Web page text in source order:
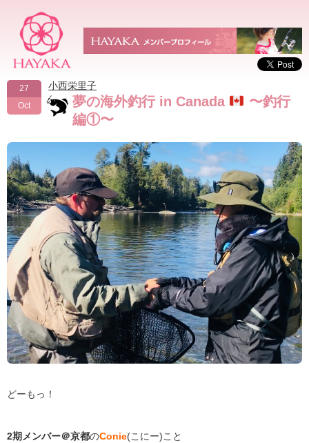
27
Oct
小西栄里子
夢の海外釣行 in Canada
〜釣行
編①〜
どーもっ！
2期メンバー＠京都のConie(こにー)こと